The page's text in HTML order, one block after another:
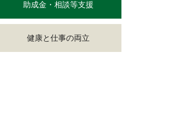
助成金・相談等支援
健康と仕事の両立